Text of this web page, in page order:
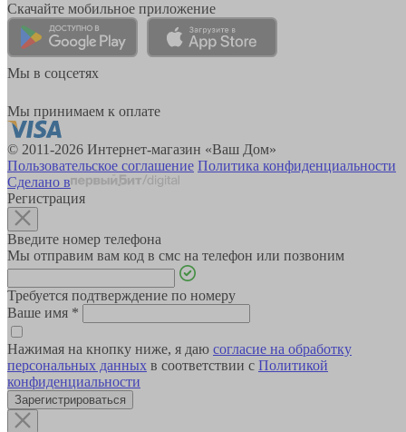
Скачайте мобильное приложение
Мы в соцсетях
Мы принимаем к оплате
© 2011-2026 Интернет-магазин «Ваш Дом»
Пользовательское соглашение Политика конфиденциальности
Сделано в
Регистрация
Введите номер телефона
Мы отправим вам код в смс на телефон или позвоним
Требуется подтверждение по номеру
Ваше имя *
Нажимая на кнопку ниже, я даю согласие на обработку
персональных данных в соответствии с Политикой
конфиденциальности
Зарегистрироваться